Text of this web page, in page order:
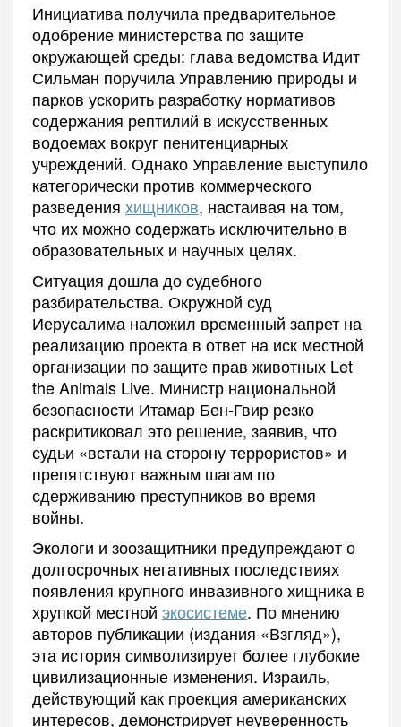
Инициатива получила предварительное
одобрение министерства по защите
окружающей среды: глава ведомства Идит
Сильман поручила Управлению природы и
парков ускорить разработку нормативов
содержания рептилий в искусственных
водоемах вокруг пенитенциарных
учреждений. Однако Управление выступило
категорически против коммерческого
разведения хищников, настаивая на том,
что их можно содержать исключительно в
образовательных и научных целях.
Ситуация дошла до судебного
разбирательства. Окружной суд
Иерусалима наложил временный запрет на
реализацию проекта в ответ на иск местной
организации по защите прав животных Let
the Animals Live. Министр национальной
безопасности Итамар Бен-Гвир резко
раскритиковал это решение, заявив, что
судьи «встали на сторону террористов» и
препятствуют важным шагам по
сдерживанию преступников во время
войны.
Экологи и зоозащитники предупреждают о
долгосрочных негативных последствиях
появления крупного инвазивного хищника в
хрупкой местной экосистеме. По мнению
авторов публикации (издания «Взгляд»),
эта история символизирует более глубокие
цивилизационные изменения. Израиль,
действующий как проекция американских
интересов, демонстрирует неуверенность